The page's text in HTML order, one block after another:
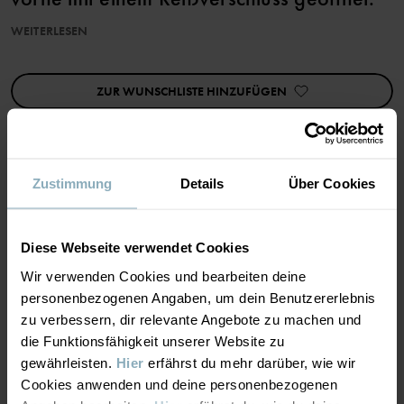
Zustimmung Details Über Cookies
Diese Webseite verwendet Cookies
Wir verwenden Cookies und bearbeiten deine
personenbezogenen Angaben, um dein Benutzererlebnis
zu verbessern, dir relevante Angebote zu machen und
die Funktionsfähigkeit unserer Website zu
gewährleisten. Hier erfährst du mehr darüber, wie wir
Cookies anwenden und deine personenbezogenen
2. Schicht: Wärmende Isolierung unter der Outdoor-Bekleidung
Dank Superwash-Behandlung kann dieses Produkt in der
Waschmaschine gewaschen werden, ohne zu verfilzen.
Herstellungsland:
Fabrik:Qingdao Sino Textile Technique Co Ltd
WEITERLESEN
ZUR WUNSCHLISTE HINZUFÜGEN
MATERIAL & PFLEGEHINWEISE
Material
100% Merino Wool
Pflegehinweise
LIEFERUNG UND RÜCKSENDUNG
Lieferung & Rücksendung